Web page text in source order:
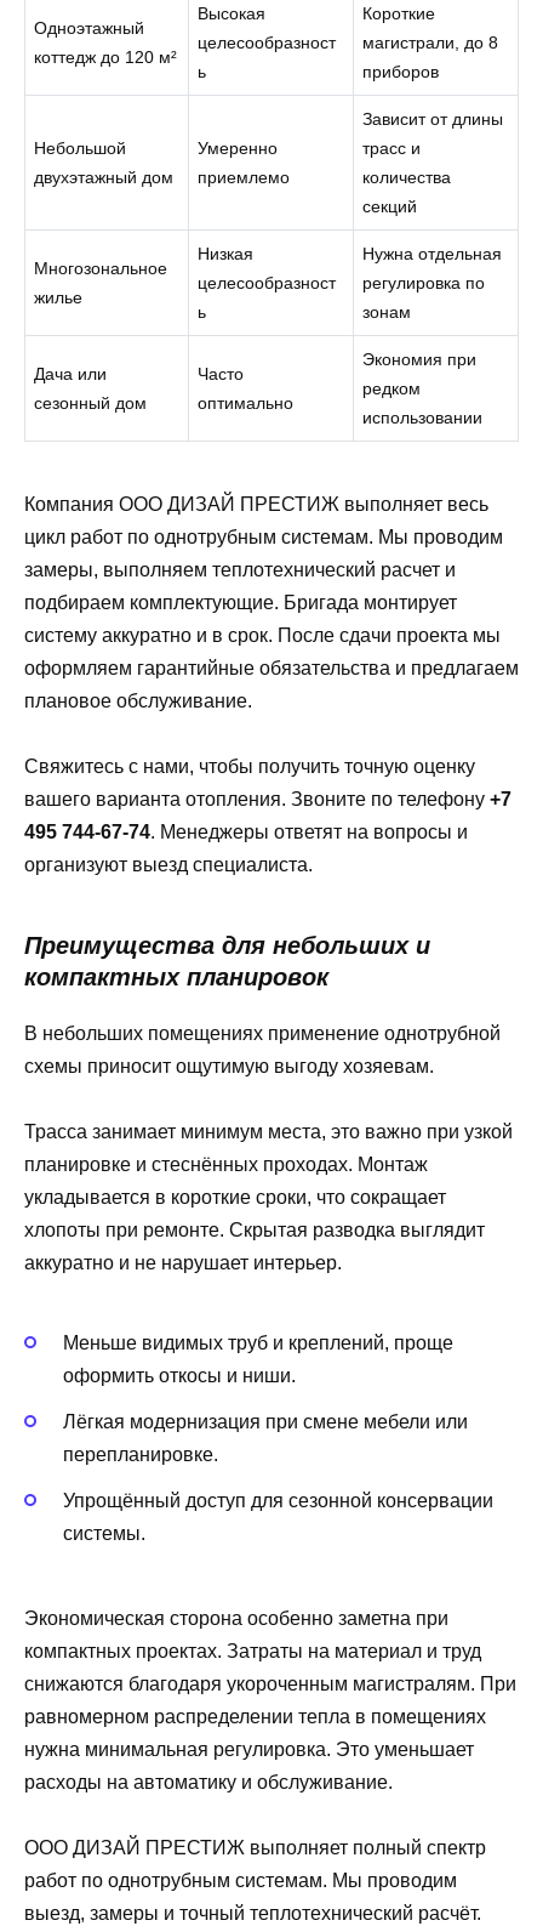
Одноэтажный
коттедж до 120 м²
Высокая
целесообразност
ь
Короткие
магистрали, до 8
приборов
Небольшой
двухэтажный дом
Умеренно
приемлемо
Зависит от длины
трасс и
количества
секций
Многозональное
жилье
Низкая
целесообразност
ь
Нужна отдельная
регулировка по
зонам
Дача или
сезонный дом
Часто
оптимально
Экономия при
редком
использовании
Компания ООО ДИЗАЙ ПРЕСТИЖ выполняет весь
цикл работ по однотрубным системам. Мы проводим
замеры, выполняем теплотехнический расчет и
подбираем комплектующие. Бригада монтирует
систему аккуратно и в срок. После сдачи проекта мы
оформляем гарантийные обязательства и предлагаем
плановое обслуживание.
Свяжитесь с нами, чтобы получить точную оценку
вашего варианта отопления. Звоните по телефону +7
495 744-67-74. Менеджеры ответят на вопросы и
организуют выезд специалиста.
Преимущества для небольших и
компактных планировок
В небольших помещениях применение однотрубной
схемы приносит ощутимую выгоду хозяевам.
Трасса занимает минимум места, это важно при узкой
планировке и стеснённых проходах. Монтаж
укладывается в короткие сроки, что сокращает
хлопоты при ремонте. Скрытая разводка выглядит
аккуратно и не нарушает интерьер.
Меньше видимых труб и креплений, проще
оформить откосы и ниши.
Лёгкая модернизация при смене мебели или
перепланировке.
Упрощённый доступ для сезонной консервации
системы.
Экономическая сторона особенно заметна при
компактных проектах. Затраты на материал и труд
снижаются благодаря укороченным магистралям. При
равномерном распределении тепла в помещениях
нужна минимальная регулировка. Это уменьшает
расходы на автоматику и обслуживание.
ООО ДИЗАЙ ПРЕСТИЖ выполняет полный спектр
работ по однотрубным системам. Мы проводим
выезд, замеры и точный теплотехнический расчёт.